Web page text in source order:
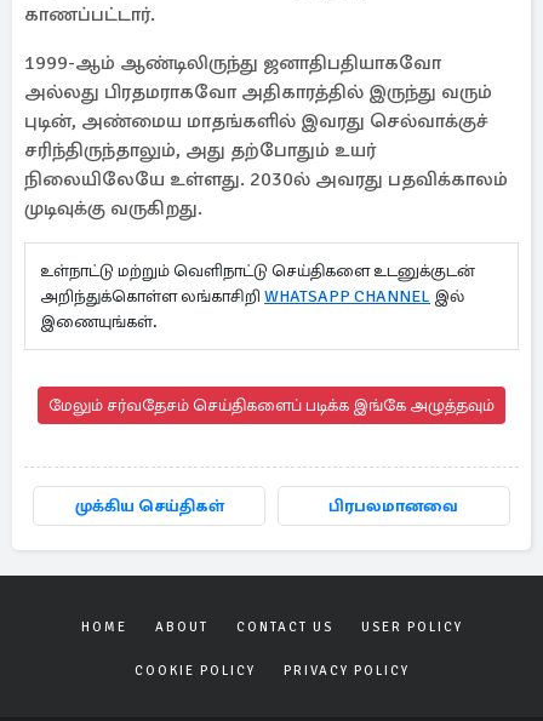
காணப்பட்டார்.
1999-ஆம் ஆண்டிலிருந்து ஜனாதிபதியாகவோ
அல்லது பிரதமராகவோ அதிகாரத்தில் இருந்து வரும்
புடின், அண்மைய மாதங்களில் இவரது செல்வாக்குச்
சரிந்திருந்தாலும், அது தற்போதும் உயர்
நிலையிலேயே உள்ளது. 2030ல் அவரது பதவிக்காலம்
முடிவுக்கு வருகிறது.
உள்நாட்டு மற்றும் வெளிநாட்டு செய்திகளை உடனுக்குடன்
அறிந்துக்கொள்ள லங்காசிறி WHATSAPP CHANNEL இல்
இணையுங்கள்.
மேலும் சர்வதேசம் செய்திகளைப் படிக்க இங்கே அழுத்தவும்
முக்கிய செய்திகள் பிரபலமானவை
HOME ABOUT CONTACT US USER POLICY
COOKIE POLICY PRIVACY POLICY